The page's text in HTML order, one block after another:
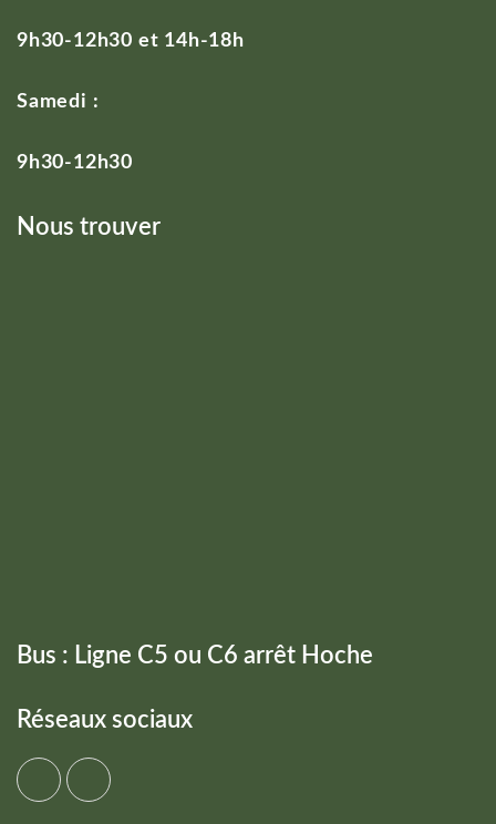
9h30-12h30 et 14h-18h
Samedi :
9h30-12h30
Nous trouver
Bus : Ligne C5 ou C6 arrêt Hoche
Réseaux sociaux